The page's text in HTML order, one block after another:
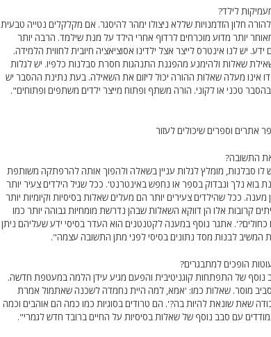
לילד?
חלון הזדמנויות שללא ניצולו ימהר להיסגר. אם מקלקלים נטייה טבעית
יותר מדוע מוכרחים לרדוף אחרי הילד על מנת שילמד. הרבה יותר
לנו אינטרס לייצר אצל ילדינו אסוציאציה חיובית לחווית הלמידה.
שאלות ולהימנע מהפגנת התנהגות חסרת סבלנות כלפיו. יש לגלות
אינו מעלה שאלות ההורה יכול ליזום את השאילה. בעת נתינת ההסבר יש
טכני או לקוני. הורה משתף ופתוח מייצר ילדים משתפים ופתוחים".
וספרים שיכולים לעזור
התשובה?
לו סבלנות, מומלץ לגלות עניין בשאלה ולהפוך אותה להרפתקה משותפת
בוא נלך ונבדוק בספר או נחפש באינטרנט'. ככל שגיל הילדים צעיר יותר
ככל שהילדים צעירים יותר הם מעלים שאלות בסיסיות וקיומיות יותר
קרובות אלו הן דווקא השאלות שבהן נדרשת מומחיות גבוהה יותר כמו
אתגר נוסף במענה לקטנטנים הוא העדר בסיסי ידע שעליהם ניתן
המשיב לבנות מסד נתונים בסיסי לפני מתן התשובה עצמה".
הופכים למתבגרים?
נוסף של התפתחות קוגניטיבית והפעם מגיע עידן הלמה במעטפת חדשה.
מוסר. שאלות כמו: 'אמא, למה היית נחמדה לשכנה שאתמול אמרת
שאת שונאת להיות בה?'. הם טרודים בסוגיות כמו כמה הם אוהבים וכמה
עם סבב נוסף של שאלות בסיסיות על החיים ברובד חדש לגמרי".